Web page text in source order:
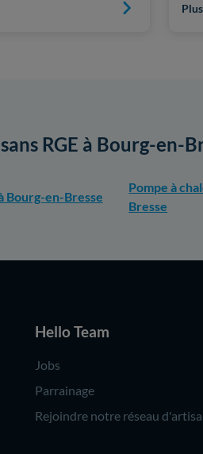
RGE à Bourg-en-
Bourg-en-Bresse
Pompe à
Bresse
Hello Team
Jobs
Parrainage
Rejoindre notre réseau